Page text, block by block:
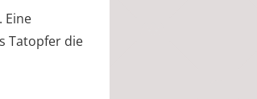
Eine
Tatopfer die